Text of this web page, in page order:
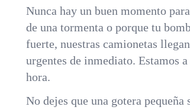
Nunca hay un buen momento
de una tormenta o porque tu
fuerte, nuestras camionetas
urgentes de inmediato. Estamos
hora.
No dejes que una gotera